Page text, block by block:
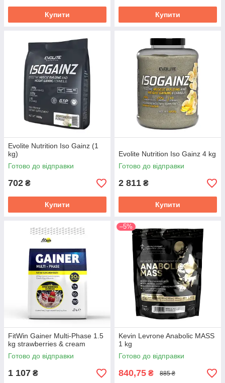
Купити Купити
Evolite Nutrition Iso Gainz (1
kg)
Готово до відправки
702 ₴
Купити
Evolite Nutrition Iso Gainz 4 kg
Готово до відправки
2 811 ₴
Купити
FitWin Gainer Multi-Phase 1.5
kg strawberries & cream
Готово до відправки
1 107 ₴
–5%
Kevin Levrone Anabolic MASS
1 kg
Готово до відправки
840,75 ₴ 885 ₴